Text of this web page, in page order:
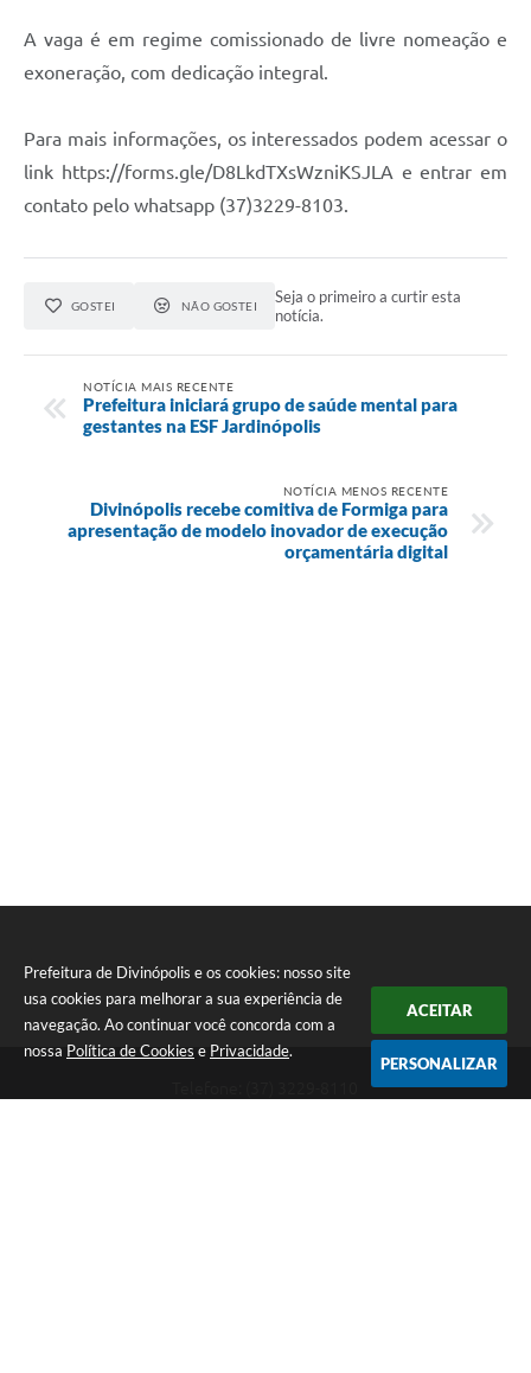
Prefeitura de Divinópolis e os cookies: nosso site
usa cookies para melhorar a sua experiência de
navegação. Ao continuar você concorda com a
nossa Política de Cookies e Privacidade.
ACEITAR
PERSONALIZAR
A vaga é em regime comissionado de livre nomeação e
exoneração, com dedicação integral.
Para mais informações, os interessados podem acessar o
link https://forms.gle/D8LkdTXsWzniKSJLA e entrar em
contato pelo whatsapp (37)3229-8103.
GOSTEI NÃO GOSTEI
Seja o primeiro a curtir esta
notícia.
NOTÍCIA MAIS RECENTE
Prefeitura iniciará grupo de saúde mental para
gestantes na ESF Jardinópolis
NOTÍCIA MENOS RECENTE
Divinópolis recebe comitiva de Formiga para
apresentação de modelo inovador de execução
orçamentária digital